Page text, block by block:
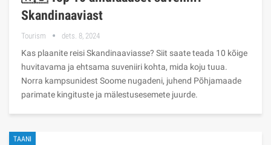
Skandinaaviast
Tourism dets. 8, 2024
Kas plaanite reisi Skandinaaviasse? Siit saate teada 10 kõige
huvitavama ja ehtsama suveniiri kohta, mida koju tuua.
Norra kampsunidest Soome nugadeni, juhend Põhjamaade
parimate kingituste ja mälestusesemete juurde.
TAANI